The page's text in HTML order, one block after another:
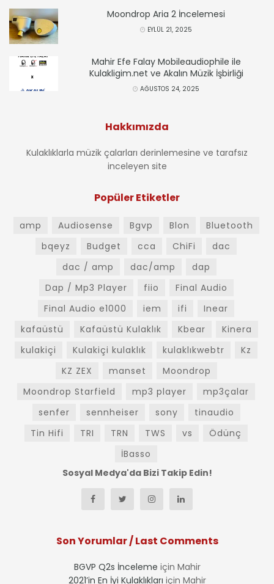
Moondrop Aria 2 İncelemesi
EYLÜL 21, 2025
Mahir Efe Falay Mobileaudiophile ile
Kulakligim.net ve Akalın Müzik İşbirliği
AĞUSTOS 24, 2025
Hakkımızda
Kulaklıklarla müzik çalarları derinlemesine ve tarafsız
inceleyen site
Popüler Etiketler
amp Audiosense Bgvp Blon
Bluetooth
bqeyz
Budget cca ChiFi
dac
dac / amp
dac/amp
dap
Dap / Mp3 Player
fiio
Final Audio
Final Audio e1000
iem ifi
Inear
kafaüstü
Kafaüstü Kulaklık Kbear
Kinera
kulakiçi
Kulakiçi kulaklık kulaklıkwebtr
Kz
KZ ZEX
manset
Moondrop
Moondrop Starfield
mp3 player
mp3çalar
senfer
sennheiser sony
tinaudio
Tin Hifi
TRI TRN TWS vs
Ödünç
İBasso
Sosyal Medya'da Bizi Takip Edin!
Son Yorumlar / Last Comments
BGVP Q2s İnceleme için Mahir
2021’in En İyi Kulaklıkları için Mahir